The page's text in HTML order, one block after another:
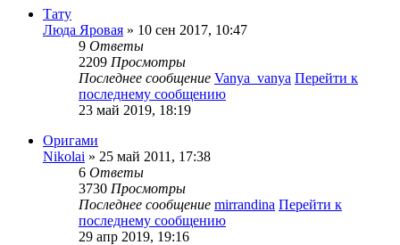
Тату
Люда Яровая » 10 сен 2017, 10:47
9 Ответы
2209 Просмотры
Последнее сообщение Vanya_vanya Перейти к
последнему сообщению
23 май 2019, 18:19
Оригами
Nikolai » 25 май 2011, 17:38
6 Ответы
3730 Просмотры
Последнее сообщение mirrandina Перейти к
последнему сообщению
29 апр 2019, 19:16